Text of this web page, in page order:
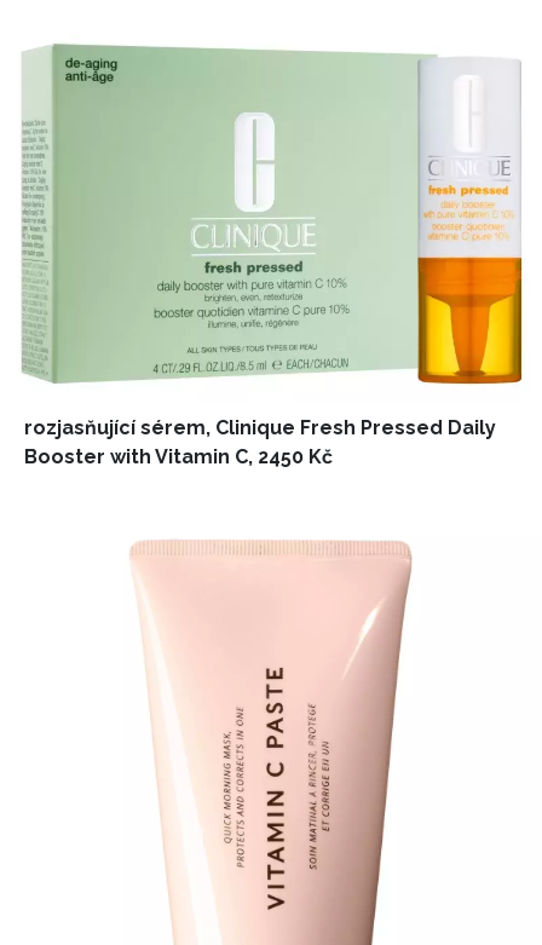
rozjasňující sérem, Clinique Fresh Pressed Daily
Booster with Vitamin C, 2450 Kč